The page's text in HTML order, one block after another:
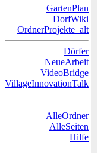
GartenPlan
DorfWiki
OrdnerProjekte_alt
Dörfer
NeueArbeit
VideoBridge
VillageInnovationTalk
AlleOrdner
AlleSeiten
Hilfe